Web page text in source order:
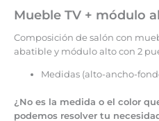
Mueble TV + módulo
Composición de salón con
abatible y módulo alto con 2
Medidas (alto-ancho-
¿No es la medida o el color
podemos resolver tu